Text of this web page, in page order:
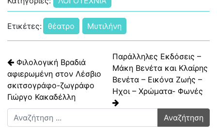
Ετικέτες: θέατρο Μυτιλήνη
Πλοήγηση άρθρων
Φιλολογική Βραδιά
αφιερωμένη στον Λέσβιο
σκιτσογράφο-ζωγράφο
Γιώργο Κακαδέλλη
Παράλληλες Εκδόσεις –
Μάκη Βενέτα και Κλαίρης
Βενέτα – Εικόνα Ζωής –
Ηχοι – Χρώματα- Φωνές
Αναζήτηση για: